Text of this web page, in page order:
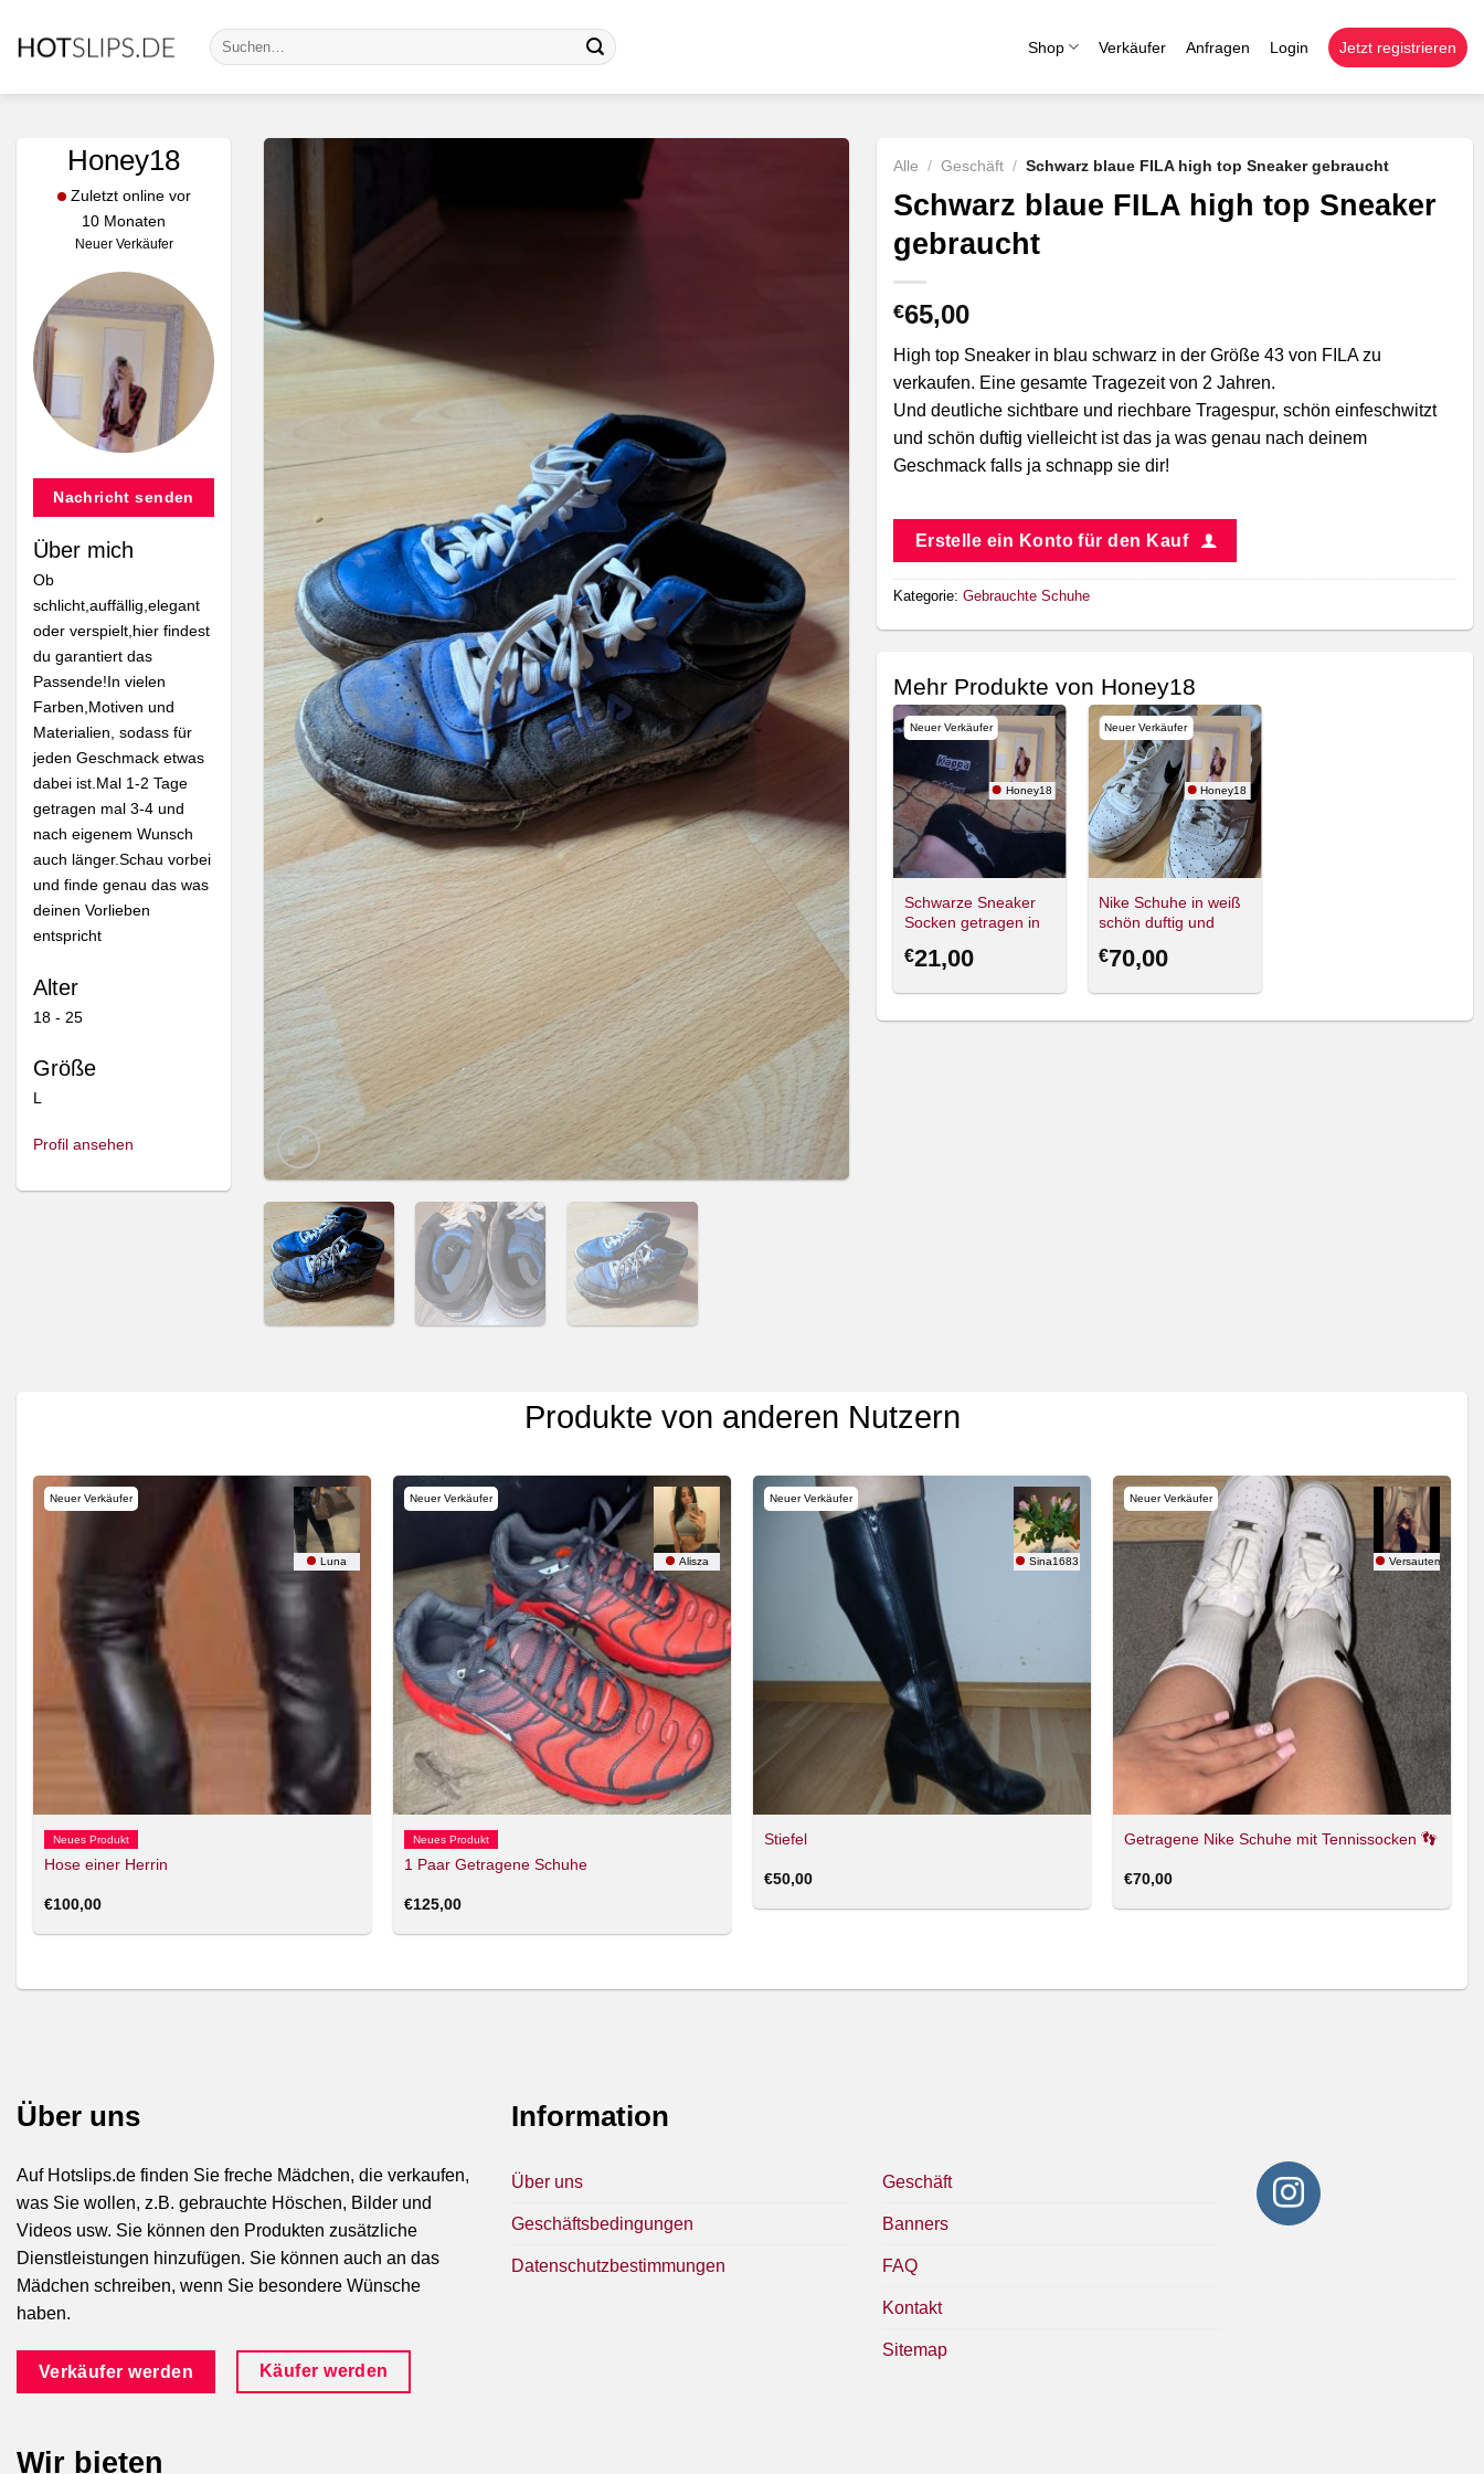
Inhalt
Suche
nach:
Shop Verkäufer Anfragen Login Jetzt registrieren
Honey18
Zuletzt online vor
10 Monaten
Neuer Verkäufer
Nachricht senden
Über mich
Ob
schlicht,auffällig,elegant
oder verspielt,hier findest
du garantiert das
Passende!In vielen
Farben,Motiven und
Materialien, sodass für
jeden Geschmack etwas
dabei ist.Mal 1-2 Tage
getragen mal 3-4 und
nach eigenem Wunsch
auch länger.Schau vorbei
und finde genau das was
deinen Vorlieben
entspricht
Alter
18 - 25
Größe
L
Profil ansehen
Alle / Geschäft / Schwarz blaue FILA high top Sneaker gebraucht
Schwarz blaue FILA high top Sneaker
gebraucht
€65,00
High top Sneaker in blau schwarz in der Größe 43 von FILA zu
verkaufen. Eine gesamte Tragezeit von 2 Jahren.
Und deutliche sichtbare und riechbare Tragespur, schön einfeschwitzt
und schön duftig vielleicht ist das ja was genau nach deinem
Geschmack falls ja schnapp sie dir!
Erstelle ein Konto für den Kauf
Kategorie: Gebrauchte Schuhe
Mehr Produkte von Honey18
Neuer Verkäufer
Honey18
Schwarze Sneaker
Socken getragen in
€21,00
Neuer Verkäufer
Honey18
Nike Schuhe in weiß
schön duftig und
eingetragen
€70,00
Produkte von anderen Nutzern
Neuer Verkäufer
Luna
Neues Produkt
Hose einer Herrin
€100,00
Neuer Verkäufer
Alisza
Neues Produkt
1 Paar Getragene Schuhe
€125,00
Neuer Verkäufer
Sina1683
Stiefel
€50,00
Neuer Verkäufer
Versautemaus
Getragene Nike Schuhe mit Tennissocken 👣
€70,00
Über uns
Auf Hotslips.de finden Sie freche Mädchen, die verkaufen,
was Sie wollen, z.B. gebrauchte Höschen, Bilder und
Videos usw. Sie können den Produkten zusätzliche
Dienstleistungen hinzufügen. Sie können auch an das
Mädchen schreiben, wenn Sie besondere Wünsche
haben.
Verkäufer werden Käufer werden
Information
Über uns
Geschäftsbedingungen
Datenschutzbestimmungen
Geschäft
Banners
FAQ
Kontakt
Sitemap
Wir bieten